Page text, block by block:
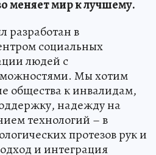
меняет мир к лучшему.
разработан в
социальных
людей с
Мы хотим
общества к инвалидам,
надежду на
технологий – в
протезов рук и
и интеграция